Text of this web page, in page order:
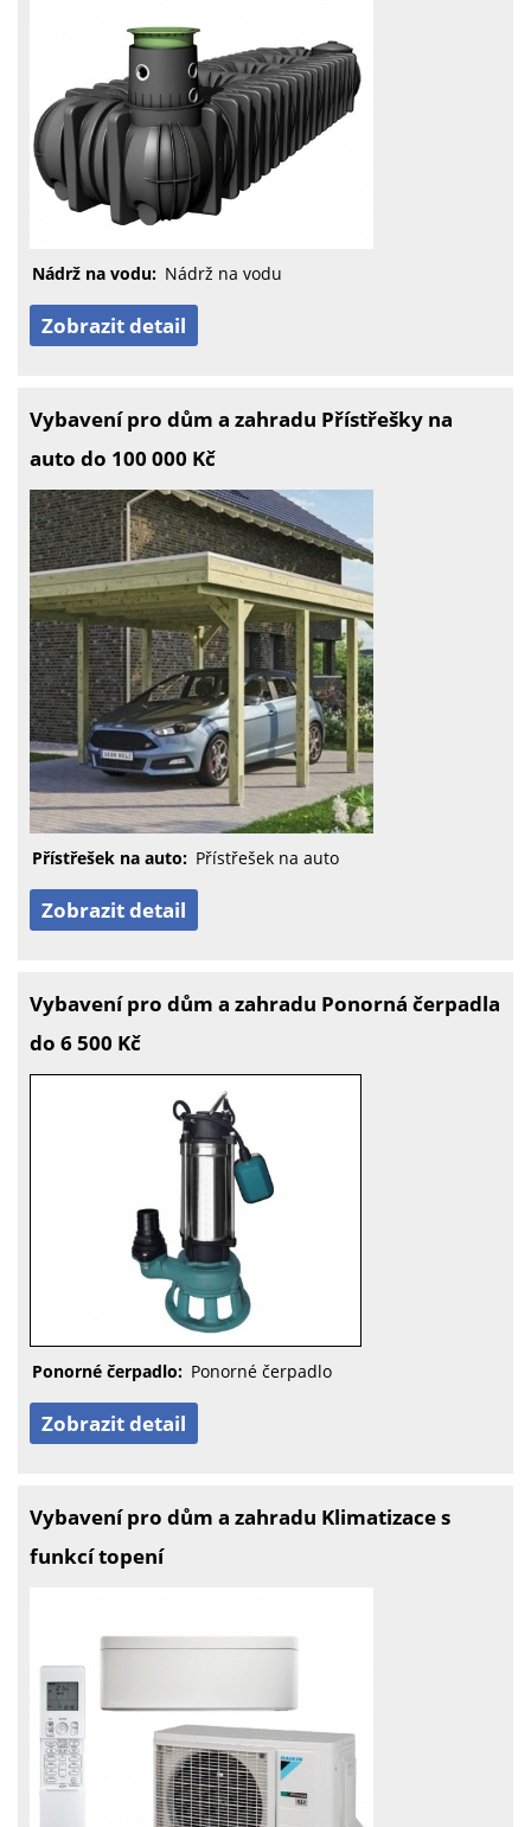
Nádrž na vodu: Nádrž na vodu
Zobrazit detail
Vybavení pro dům a zahradu Přístřešky na
auto do 100 000 Kč
Přístřešek na auto: Přístřešek na auto
Zobrazit detail
Vybavení pro dům a zahradu Ponorná čerpadla
do 6 500 Kč
Ponorné čerpadlo: Ponorné čerpadlo
Zobrazit detail
Vybavení pro dům a zahradu Klimatizace s
funkcí topení